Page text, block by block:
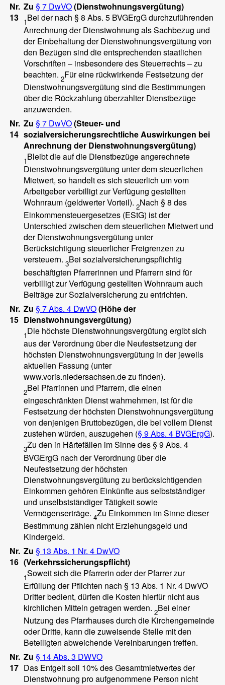
Nr.
13
Zu§ 7 DwVO(Dienstwohnungsvergütung)
1Bei der nach § 8 Abs. 5 BVGErgG durchzuführenden
Anrechnung der Dienstwohnung als Sachbezug und
der Einbehaltung der Dienstwohnungsvergütung von
den Bezügen sind die entsprechenden staatlichen
Vorschriften – insbesondere des Steuerrechts – zu
beachten. 2Für eine rückwirkende Festsetzung der
Dienstwohnungsvergütung sind die Bestimmungen
über die Rückzahlung überzahlter Dienstbezüge
anzuwenden.
Nr.
14
Zu§ 7 DwVO(Steuer- und
sozialversicherungsrechtliche Auswirkungen bei
Anrechnung der Dienstwohnungsvergütung)
1Bleibt die auf die Dienstbezüge angerechnete
Dienstwohnungsvergütung unter dem steuerlichen
Mietwert, so handelt es sich steuerlich um vom
Arbeitgeber verbilligt zur Verfügung gestellten
Wohnraum (geldwerter Vorteil). 2Nach § 8 des
Einkommensteuergesetzes (EStG) ist der
Unterschied zwischen dem steuerlichen Mietwert und
der Dienstwohnungsvergütung unter
Berücksichtigung steuerlicher Freigrenzen zu
versteuern. 3Bei sozialversicherungspflichtig
beschäftigten Pfarrerinnen und Pfarrern sind für
verbilligt zur Verfügung gestellten Wohnraum auch
Beiträge zur Sozialversicherung zu entrichten.
Nr.
15
Zu§ 7 Abs. 4 DwVO(Höhe der
Dienstwohnungsvergütung)
1Die höchste Dienstwohnungsvergütung ergibt sich
aus der Verordnung über die Neufestsetzung der
höchsten Dienstwohnungsvergütung in der jeweils
aktuellen Fassung (unter
www.voris.niedersachsen.de zu finden).
2Bei Pfarrinnen und Pfarrern, die einen
eingeschränkten Dienst wahrnehmen, ist für die
Festsetzung der höchsten Dienstwohnungsvergütung
von denjenigen Bruttobezügen, die bei vollem Dienst
zustehen würden, auszugehen (§ 9 Abs. 4 BVGErgG).
3Zu den in Härtefällen im Sinne des § 9 Abs. 4
BVGErgG nach der Verordnung über die
Neufestsetzung der höchsten
Dienstwohnungsvergütung zu berücksichtigenden
Einkommen gehören Einkünfte aus selbstständiger
und unselbstständiger Tätigkeit sowie
Vermögenserträge. 4Zu Einkommen im Sinne dieser
Bestimmung zählen nicht Erziehungsgeld und
Kindergeld.
Nr.
16
Zu§ 13 Abs. 1 Nr. 4 DwVO
(Verkehrssicherungspflicht)
1Soweit sich die Pfarrerin oder der Pfarrer zur
Erfüllung der Pflichten nach § 13 Abs. 1 Nr. 4 DwVO
Dritter bedient, dürfen die Kosten hierfür nicht aus
kirchlichen Mitteln getragen werden. 2Bei einer
Nutzung des Pfarrhauses durch die Kirchengemeinde
oder Dritte, kann die zuweisende Stelle mit den
Beteiligten abweichende Vereinbarungen treffen.
Nr.
17
Zu§ 14 Abs. 3 DWVO
Das Entgelt soll 10% des Gesamtmietwertes der
Dienstwohnung pro aufgenommene Person nicht